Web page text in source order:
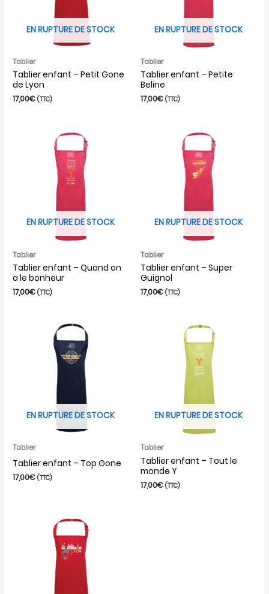
EN RUPTURE DE STOCK
Tablier
Tablier enfant – Petit Gone
de Lyon
17,00€ (TTC)
EN RUPTURE DE STOCK
Tablier
Tablier enfant – Petite
Beline
17,00€ (TTC)
EN RUPTURE DE STOCK
Tablier
Tablier enfant – Quand on
a le bonheur
17,00€ (TTC)
EN RUPTURE DE STOCK
Tablier
Tablier enfant – Super
Guignol
17,00€ (TTC)
EN RUPTURE DE STOCK
Tablier
Tablier enfant – Top Gone
17,00€ (TTC)
EN RUPTURE DE STOCK
Tablier
Tablier enfant – Tout le
monde Y
17,00€ (TTC)